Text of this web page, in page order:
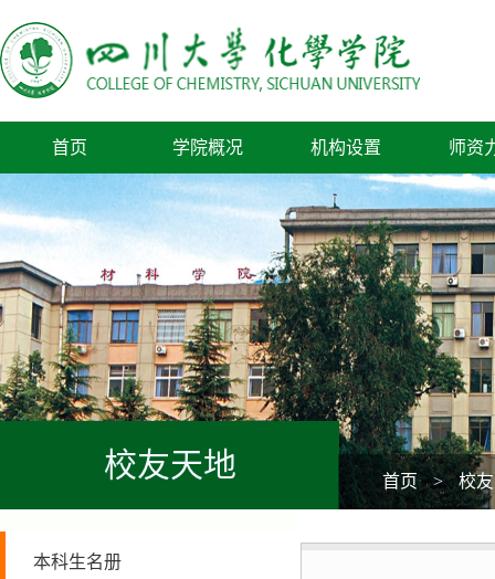
首页 学院概况 机构设置 师资
校友天地 首页 > 校
本科生名册